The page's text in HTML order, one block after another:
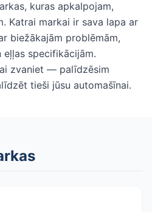
kuras apkalpojam,
Katrai markai ir sava lapa ar
biežākajām problēmām,
specifikācijām.
zvaniet — palīdzēsim
tieši jūsu automašīnai.